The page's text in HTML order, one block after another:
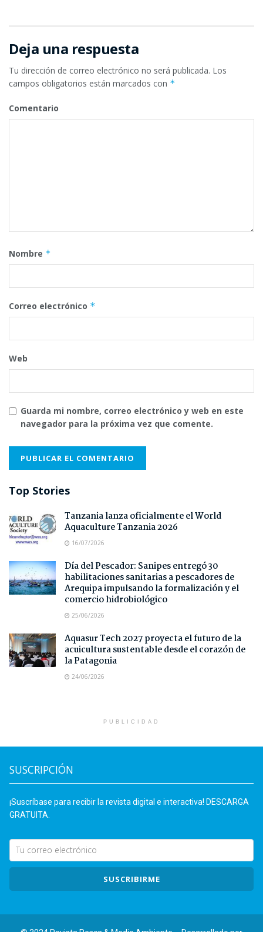
Deja una respuesta
Tu dirección de correo electrónico no será publicada. Los
campos obligatorios están marcados con *
Comentario
Nombre *
Correo electrónico *
Web
Guarda mi nombre, correo electrónico y web en este
navegador para la próxima vez que comente.
Top Stories
Tanzania lanza oficialmente el World
Aquaculture Tanzania 2026
16/07/2026
Día del Pescador: Sanipes entregó 30
habilitaciones sanitarias a pescadores de
Arequipa impulsando la formalización y el
comercio hidrobiológico
25/06/2026
Aquasur Tech 2027 proyecta el futuro de la
acuicultura sustentable desde el corazón de
la Patagonia
24/06/2026
PUBLICIDAD
SUSCRIPCIÓN
¡Suscríbase para recibir la revista digital e interactiva! DESCARGA
GRATUITA.
SUSCRIBIRME